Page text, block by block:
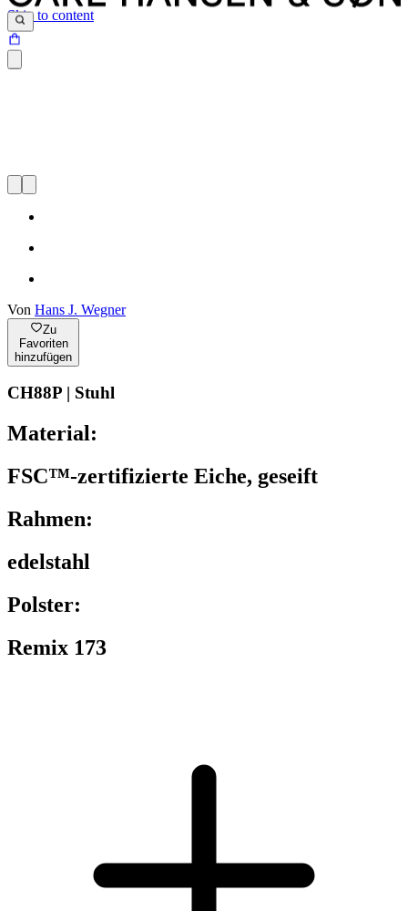
Skip to content
Von Hans J. Wegner
Zu
Favoriten
hinzufügen
CH88P | Stuhl
Material:
FSC™-zertifizierte Eiche, geseift
Rahmen:
edelstahl
Polster:
Remix 173